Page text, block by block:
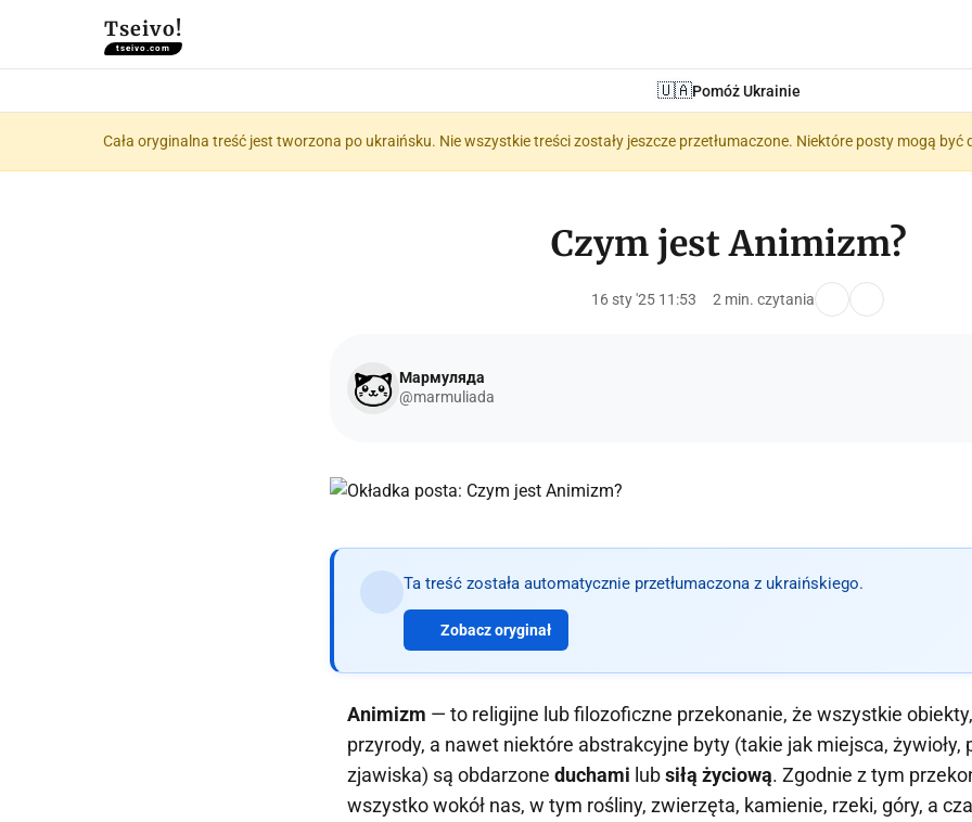
Tseivo!
tseivo.com
🇺🇦Pomóż Ukrainie
Cała oryginalna treść jest tworzona po ukraińsku. Nie wszystkie treści zostały jeszcze przetłumaczone. Niektóre posty mogą
Czym jest Animizm?
16 sty '25 11:53 2 min. czytania
Мармуляда
@marmuliada
Ta treść została automatycznie przetłumaczona z ukraińskiego.
Zobacz oryginał
Animizm — to religijne lub filozoficzne przekonanie, że wszystkie
przyrody, a nawet niektóre abstrakcyjne byty (takie jak miejsca, żywioły,
zjawiska) są obdarzone duchami lubsiłą życiową. Zgodnie z tym
wszystko wokół nas, w tym rośliny, zwierzęta, kamienie, rzeki, góry, a